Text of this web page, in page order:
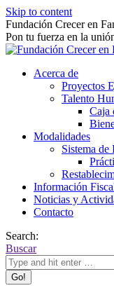
Skip to content
Fundación Crecer en
Pon tu fuerza en la
Acerca de
Proyectos
Talento
Caja
Modalidades
Sistema de
Información
Noticias y
Contacto
Search:
Buscar